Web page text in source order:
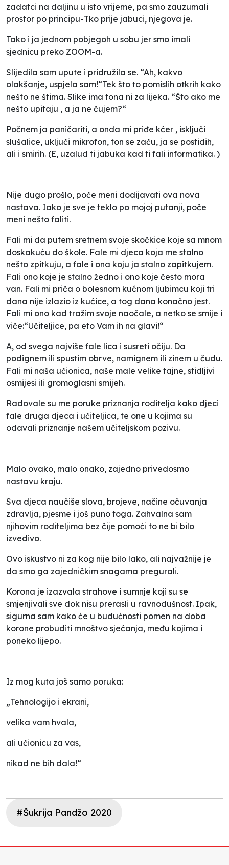
zadatci na daljinu u isto vrijeme, pa smo zauzumali
prostor po principu-Tko prije jabuci, njegova je.
Tako i ja jednom pobjegoh u sobu jer smo imali
sjednicu preko ZOOM-a.
Slijedila sam upute i pridružila se. “Ah, kakvo
olakšanje, uspjela sam!“Tek što to pomislih otkrih kako
nešto ne štima. Slike ima tona ni za lijeka. “Što ako me
nešto upitaju , a ja ne čujem?“
Počnem ja paničariti, a onda mi priđe kćer , isključi
slušalice, uključi mikrofon, ton se začu, ja se postidih,
ali i smirih. (E, uzalud ti jabuka kad ti fali informatika. )
Nije dugo prošlo, poče meni dodijavati ova nova
nastava. Iako je sve je teklo po mojoj putanji, poče
meni nešto faliti.
Fali mi da putem sretnem svoje skočkice koje sa mnom
doskakuću do škole. Fale mi djeca koja me stalno
nešto zpitkuju, a fale i ona koju ja stalno zapitkujem.
Fali ono koje je stalno žedno i ono koje često mora
van. Fali mi priča o bolesnom kućnom ljubimcu koji tri
dana nije izlazio iz kućice, a tog dana konačno jest.
Fali mi ono kad tražim svoje naočale, a netko se smije i
viče:“Učiteljice, pa eto Vam ih na glavi!“
A, od svega najviše fale lica i susreti očiju. Da
podignem ili spustim obrve, namignem ili zinem u čudu.
Fali mi naša učionica, naše male velike tajne, stidljivi
osmijesi ili gromoglasni smijeh.
Radovale su me poruke priznanja roditelja kako djeci
fale druga djeca i učiteljica, te one u kojima su
odavali priznanje našem učiteljskom pozivu.
Malo ovako, malo onako, zajedno privedosmo
nastavu kraju.
Sva djeca naučiše slova, brojeve, načine očuvanja
zdravlja, pjesme i još puno toga. Zahvalna sam
njihovim roditeljima bez čije pomoći to ne bi bilo
izvedivo.
Ovo iskustvo ni za kog nije bilo lako, ali najvažnije je
da smo ga zajedničkim snagama pregurali.
Korona je izazvala strahove i sumnje koji su se
smjenjivali sve dok nisu prerasli u ravnodušnost. Ipak,
sigurna sam kako će u budućnosti pomen na doba
korone probuditi mnoštvo sjećanja, među kojima i
poneko lijepo.
Iz mog kuta još samo poruka:
„Tehnologijo i ekrani,
velika vam hvala,
ali učionicu za vas,
nikad ne bih dala!“
#Šukrija Pandžo 2020